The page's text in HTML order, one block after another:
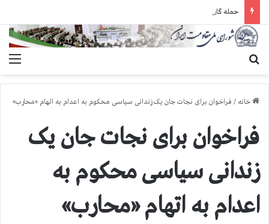
خانه / فراخوان برای نجات جان یک زندانی سیاسی محکوم به اعدام به اتهام «محارب»
فراخوان برای نجات جان یک
زندانی سیاسی محکوم به
اعدام به اتهام «محارب»